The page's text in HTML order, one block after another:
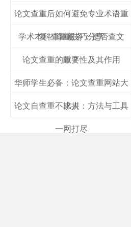
论文查重后如何避免专业术语重
复？降重技巧分享
学术本科查重服务：是否查文
献？
论文查重的重要性及其作用
华师学生必备：论文查重网站大
比拼
论文自查重不求人：方法与工具
一网打尽